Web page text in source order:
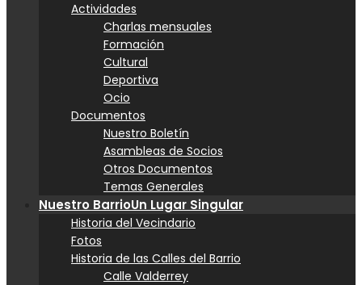
Actividades
Charlas mensuales
Formación
Cultural
Deportiva
Ocio
Documentos
Nuestro Boletín
Asambleas de Socios
Otros Documentos
Temas Generales
Nuestro BarrioUn Lugar Singular
Historia del Vecindario
Fotos
Historia de las Calles del Barrio
Calle Valderrey